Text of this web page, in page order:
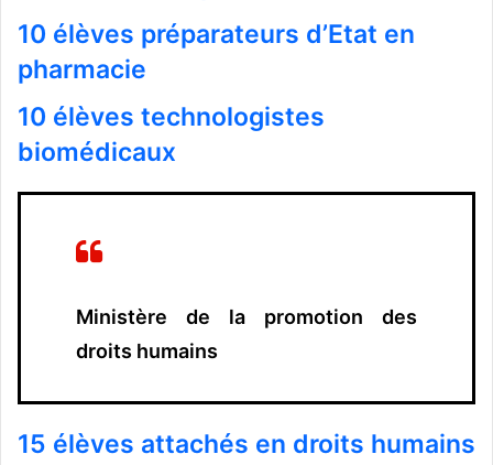
10 élèves préparateurs d’Etat en
pharmacie
10 élèves technologistes
biomédicaux
Ministère de la promotion des
droits humains
15 élèves attachés en droits humains